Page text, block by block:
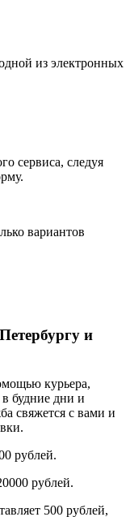
из электронных
сервиса, следуя
вариантов
и
курьера,
будние дни и
свяжется с вами и
рублей.
рублей.
500 рублей,